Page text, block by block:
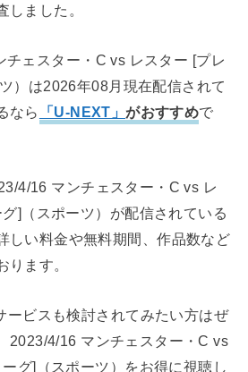
しました。
チェスター・C vs レスター [プレ
）は2026年08月現在配信されて
なら
「U-NEXT」がおすすめで
4/16 マンチェスター・C vs レ
]（スポーツ）が配信されている
しい料金や無料期間、作品数など
ります。
ービスも検討されてみたい方はぜ
2023/4/16 マンチェスター・C vs
グ]（スポーツ）をお得に視聴し